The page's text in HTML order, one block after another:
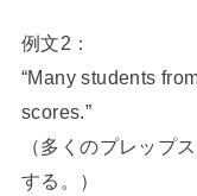
例文2：
“Many students
scores.”
（多くのプレップ
する。）